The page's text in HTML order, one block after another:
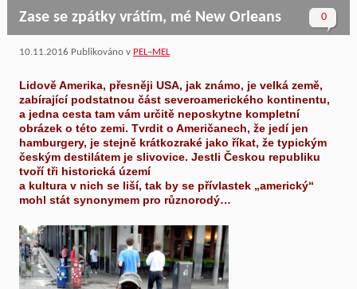
0
Zase se zpátky vrátím, mé New Orleans
10.11.2016 Publikováno v PEL–MEL
Lidově Amerika, přesněji USA, jak známo, je velká země,
zabírající podstatnou část severoamerického kontinentu,
a jedna cesta tam vám určitě neposkytne kompletní
obrázek o této zemi. Tvrdit o Američanech, že jedí jen
hamburgery, je stejně krátkozraké jako říkat, že typickým
českým destilátem je slivovice. Jestli Českou republiku
tvoří tři historická území
a kultura v nich se liší, tak by se přívlastek „americký“
mohl stát synonymem pro různorodý…